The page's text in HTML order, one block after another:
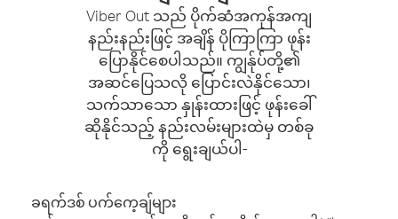
Viber Out သည် ပိုက်ဆံအကုန်အကျ
နည်းနည်းဖြင့် အချိန် ပိုကြာကြာ ဖုန်း
ပြောနိုင်စေပါသည်။ ကျွန်ုပ်တို့၏
အဆင်ပြေသလို ပြောင်းလဲနိုင်သော၊
သက်သာသော နှုန်းထားဖြင့် ဖုန်းခေါ်
ဆိုနိုင်သည့် နည်းလမ်းများထဲမှ တစ်ခု
ကို ရွေးချယ်ပါ-
ခရက်ဒစ် ပက်ကေ့ချ်များ